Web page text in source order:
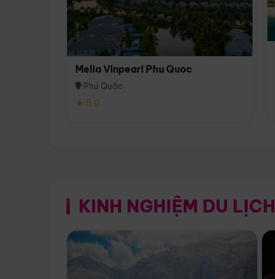
Melia Vinpearl Phu Quoc
Phú Quốc
★ 5.0
KINH NGHIỆM DU LỊCH